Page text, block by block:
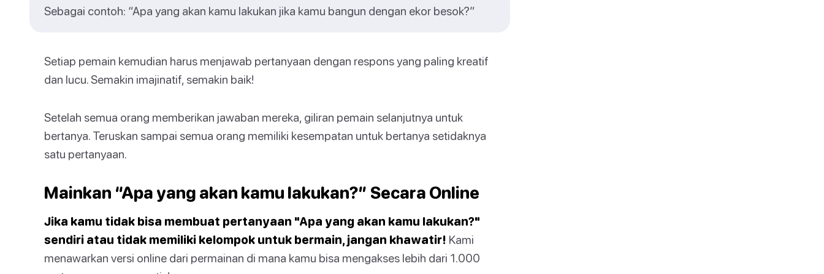
Sebagai contoh: “Apa yang akan kamu lakukan jika kamu bangun dengan ekor besok?”
Setiap pemain kemudian harus menjawab pertanyaan dengan respons yang paling kreatif
dan lucu. Semakin imajinatif, semakin baik!
Setelah semua orang memberikan jawaban mereka, giliran pemain selanjutnya untuk
bertanya. Teruskan sampai semua orang memiliki kesempatan untuk bertanya setidaknya
satu pertanyaan.
Mainkan “Apa yang akan kamu lakukan?” Secara Online
Jika kamu tidak bisa membuat pertanyaan "Apa yang akan kamu lakukan?"
sendiri atau tidak memiliki kelompok untuk bermain, jangan khawatir! Kami
menawarkan versi online dari permainan di mana kamu bisa mengakses lebih dari 1.000